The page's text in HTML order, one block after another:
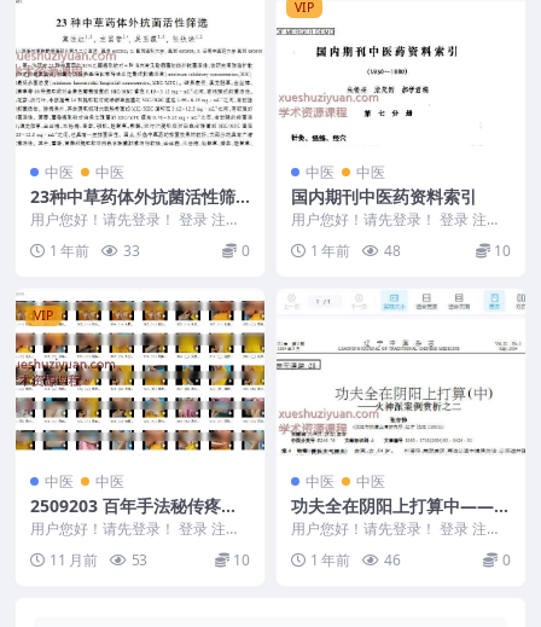
中医 中医
23种中草药体外抗菌活性筛
选_奠佐红
用户您好！请先登录！ 登录 注册
23种中草药体外抗菌活性筛选_奠
佐红 2505...
1 年前 33 0
VIP
中医 中医
国内期刊中医药资料索引
用户您好！请先登录！ 登录 注册
国内期刊中医药资料索引 250540
0-381 年前 48 10
VIP
中医 中医
2509203 百年手法秘传疼痛
特效技术
用户您好！请先登录！ 登录 注册
百年手法秘传疼痛特效技术 25092
03 00...
11 月前 53 10
中医 中医
功夫全在阴阳上打算中——火
神派案例赏析之二.PDF
用户您好！请先登录！ 登录 注册
功夫全在阴阳上打算中——火神派
案例赏析之二.P...
1 年前 46 0